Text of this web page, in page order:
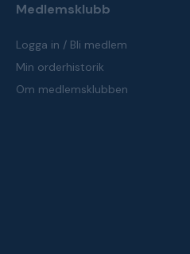
Medlemsklubb
Logga in / Bli medlem
Min orderhistorik
Om medlemsklubben